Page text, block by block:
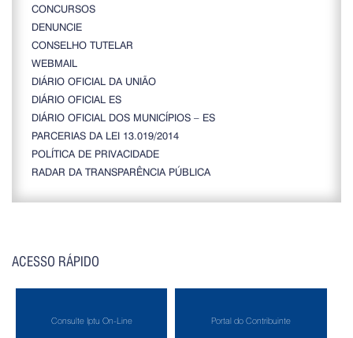
CONCURSOS
DENUNCIE
CONSELHO TUTELAR
WEBMAIL
DIÁRIO OFICIAL DA UNIÃO
DIÁRIO OFICIAL ES
DIÁRIO OFICIAL DOS MUNICÍPIOS – ES
PARCERIAS DA LEI 13.019/2014
POLÍTICA DE PRIVACIDADE
RADAR DA TRANSPARÊNCIA PÚBLICA
ACESSO RÁPIDO
Consulte Iptu On-Line Portal do Contribuinte